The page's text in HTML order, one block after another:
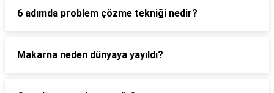
6 adımda problem çözme tekniği nedir?
Makarna neden dünyaya yayıldı?